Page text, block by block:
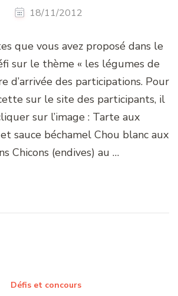
18/11/2012
que vous avez proposé dans le
sur le thème « les légumes de
d’arrivée des participations. Pour
sur le site des participants, il
sur l’image : Tarte aux
sauce béchamel Chou blanc aux
Chicons (endives) au …
Défis et concours